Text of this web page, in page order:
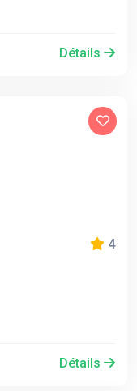
Détails
4
Détails